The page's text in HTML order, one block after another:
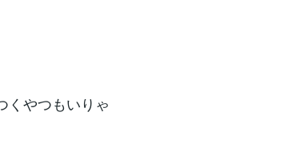
くやつもいりゃ